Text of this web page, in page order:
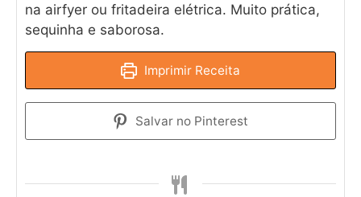
na airfyer ou fritadeira elétrica. Muito prática,
sequinha e saborosa.
Imprimir Receita
Salvar no Pinterest